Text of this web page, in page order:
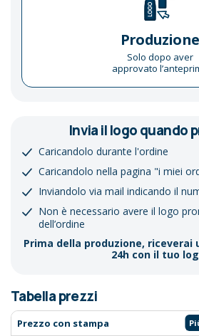
Produzione
Solo dopo aver
approvato
Invia il logo quando
Caricandolo durante l'ordine
Caricandolo nella pagina "i miei
Inviandolo via mail indicando il
Non è necessario avere il logo
dell’ordine
Prima della produzione,
24h con il tuo
Tabella prezzi
Prezzo con stampa